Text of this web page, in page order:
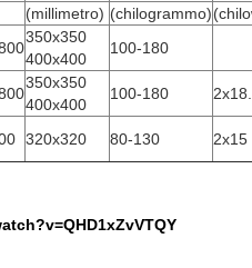
(millimetro) (chilogrammo)
350x350
400x400
100-180
350x350
400x400
100-180
320x320 80-130 2x15